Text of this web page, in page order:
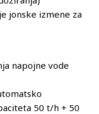
jonske izmene za
napojne vode
50 t/h + 50